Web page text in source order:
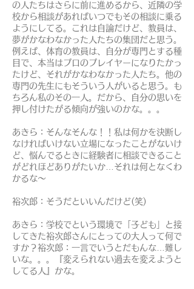
の人たちはさらに前に進めるから、近隣の学
校から相談があればいつでもその相談に乗る
ようにしてる。これは自論だけど、教員は、
夢がかなわなかった人たちの集団だと思う。
例えば、体育の教員は、自分が専門とする種
目で、本当はプロのプレイヤーになりたかっ
たけど、それがかなわなかった人たち。他の
専門の先生にもそういう人がいると思う。も
ちろん私のその一人。だから、自分の思いを
押し付けたがる傾向が強いのかな。。。
あきら：そんなそんな！！私は何かを決断し
なければいけない立場になったことがないけ
ど、悩んでるときに経験者に相談できること
がどれほどありがたいか…それは何となくわ
かるな～
裕次郎：そうだといいんだけど(笑)
あきら：学校でという環境で「子ども」と接
してきた裕次郎さんにとっての大人って何で
すか？裕次郎：一言でいうとだもんな…難し
いな。。。『変えられない過去を変えようと
してる人』かな。